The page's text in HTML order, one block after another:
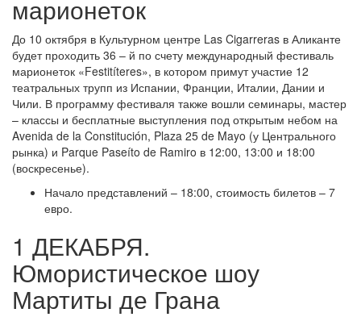
марионеток
До 10 октября в Культурном центре Las Cigarreras в Аликанте
будет проходить 36 – й по счету международный фестиваль
марионеток «Festitíteres», в котором примут участие 12
театральных трупп из Испании, Франции, Италии, Дании и
Чили. В программу фестиваля также вошли семинары, мастер
– классы и бесплатные выступления под открытым небом на
Avenida de la Constitución, Plaza 25 de Mayo (у Центрального
рынка) и Parque Paseíto de Ramiro в 12:00, 13:00 и 18:00
(воскресенье).
Начало представлений – 18:00, стоимость билетов – 7
евро.
1 ДЕКАБРЯ.
Юмористическое шоу
Мартиты де Грана